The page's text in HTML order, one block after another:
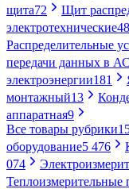
щита72 Щит
электротехнические
Распределительные
передачи данных в
электроэнергии181
монтажный13
аппаратная9
Все товары рубрики
оборудование5 476
074
Теплоизмерительные